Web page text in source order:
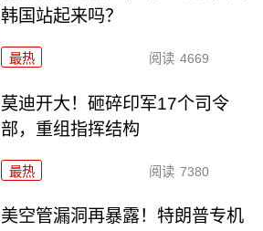
韩国站起来吗？
最热 阅读 4669
莫迪开大！砸碎印军17个司令
部，重组指挥结构
最热 阅读 7380
美空管漏洞再暴露！特朗普专机